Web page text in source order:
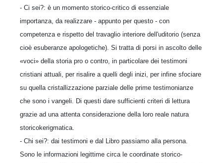
- Ci sei?: è un momento storico-critico di es­senziale
importanza, da realizzare - appunto per questo - con
competenza e rispetto del travaglio interiore dell'uditorio (senza
cioè esu­beranze apologetiche). Si tratta di porsi in ascolto delle
«voci» della storia pro o contro, in par­ticolare dei testimoni
cristiani attuali, per risa­lire a quelli degli inizi, per infine sfociare
su quella cristallizzazione parziale delle prime te­stimonianze
che sono i vangeli. Di questi dare sufficienti criteri di lettura
grazie ad una attenta considerazione della loro reale natura
storico­kerigmatica.
- Chi sei?: dai testimoni e dal Libro passiamo alla persona.
Sono le informazioni legittime cir­ca le coordinate storico-